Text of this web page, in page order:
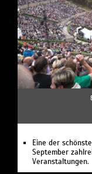
Eine der
September
Veranstaltungen.